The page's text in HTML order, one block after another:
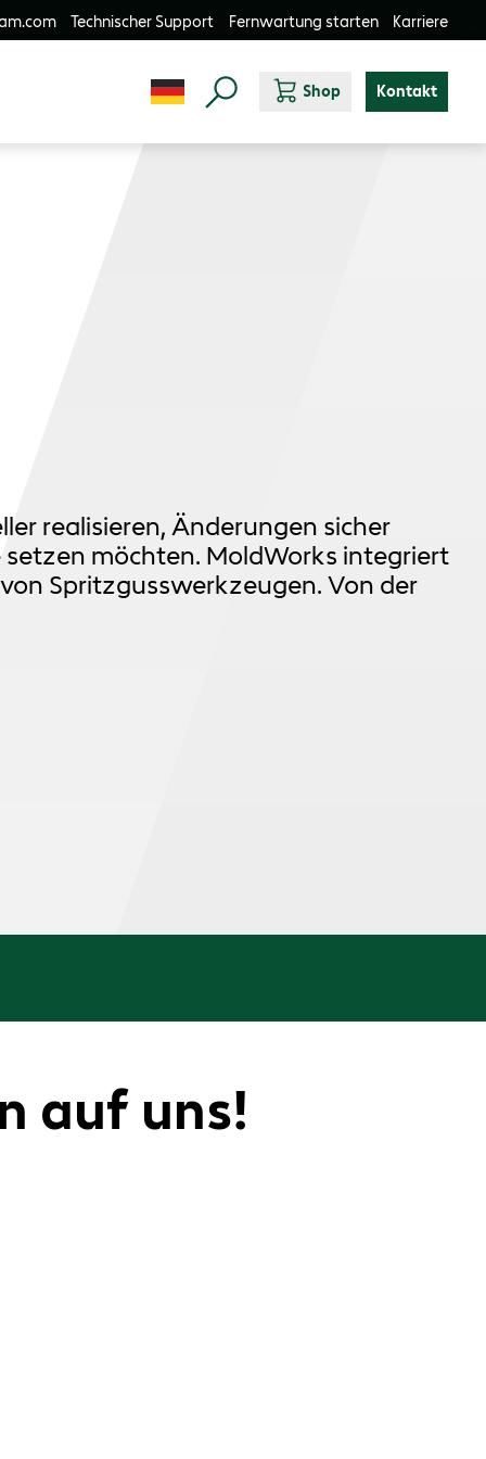
Technischer Support Fernwartung starten Karriere
Shop Kontakt
realisieren, Änderungen sicher
möchten. MoldWorks integriert
Spritzgusswerkzeugen. Von der
auf uns!